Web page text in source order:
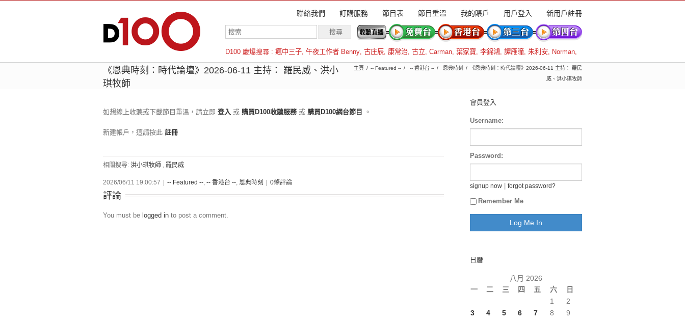
聯絡我們 訂購服務 節目表 節目重溫 我的賬戶 用戶登入 新用戶註冊
D100 慶爆搜尋 : 瘋中三子, 午夜工作者 Benny, 古庄辰, 康常治, 古立, Carman, 葉家寶, 李錦鴻, 譚雁瞳, 朱利安, Norman,
羅倫斯
《恩典時刻：時代論壇》2026-06-11 主持： 羅民威、洪小
琪牧師
主頁 -- Featured -- -- 香港台 -- 恩典時刻
《恩典時刻：時代論壇》2026-06-11 主持： 羅民
威、洪小琪牧師
如想線上收聽或下載節目重溫，請立即 登入 或 購買D100收聽服務 或 購買D100網台節目 。
新建帳戶，這請按此 註冊
相關搜尋: 洪小琪牧師 , 羅民威
2026/06/11 19:00:57 -- Featured --, -- 香港台 --, 恩典時刻 0條評論
評論
You must be logged in to post a comment.
會員登入
Username:
Password:
signup now forgot password?
Remember Me
日曆
八月 2026
一
二 三 四 五 六 日
1
2
3
4 5 6 7 8
9